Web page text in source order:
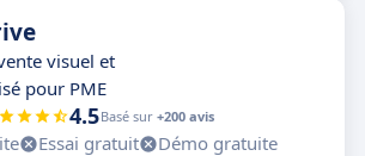
visuel et
pour PME
4.5Basé sur +200 avis
Essai gratuit
Démo gratuite